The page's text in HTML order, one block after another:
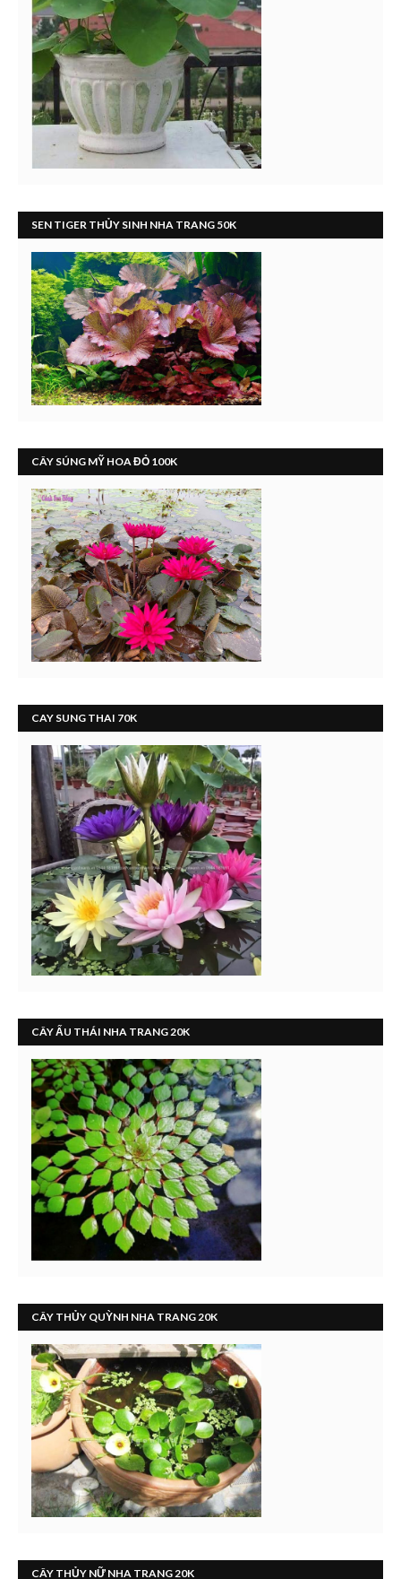
SEN TIGER THỦY SINH NHA TRANG 50K
CÂY SÚNG MỸ HOA ĐỎ 100K
CAY SUNG THAI 70K
CÂY ẤU THÁI NHA TRANG 20K
CÂY THỦY QUỲNH NHA TRANG 20K
CÂY THỦY NỮ NHA TRANG 20K